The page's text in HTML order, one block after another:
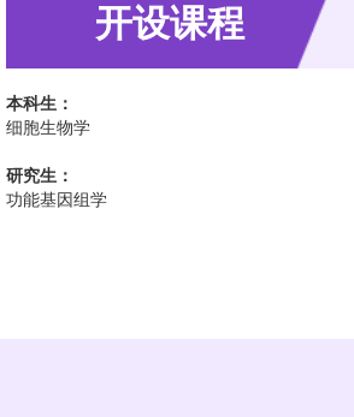
开设课程
本科生：
细胞生物学
研究生：
功能基因组学